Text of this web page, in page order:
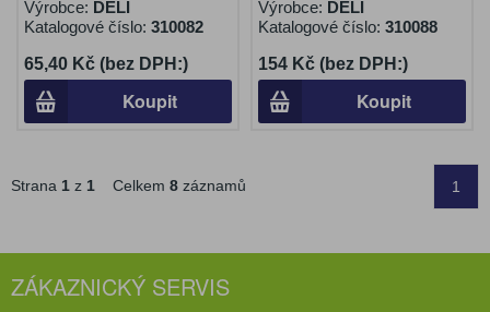
Výrobce: DELI
Katalogové číslo: 310082
65,40 Kč (bez DPH:)
Koupit
Výrobce: DELI
Katalogové číslo: 310088
154 Kč (bez DPH:)
Koupit
Strana 1 z 1 Celkem 8 záznamů 1
ZÁKAZNICKÝ SERVIS